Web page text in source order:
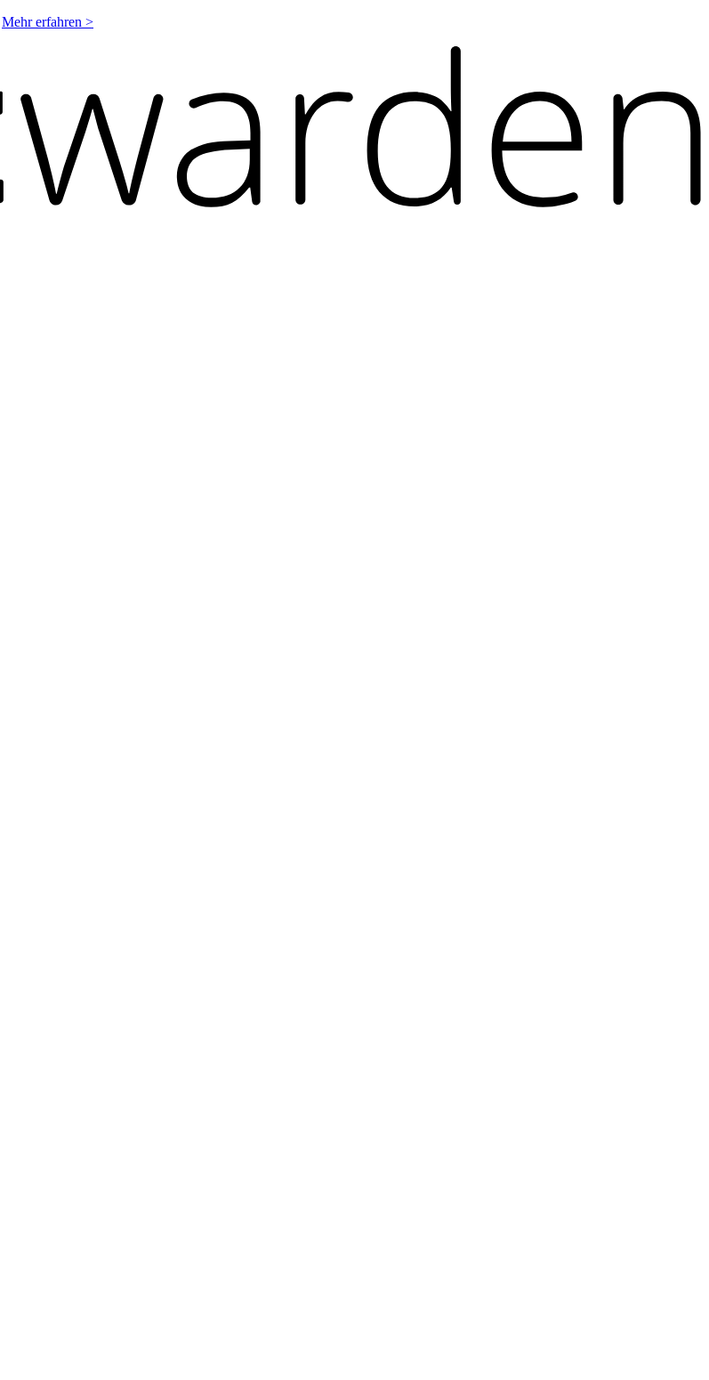
Mehr erfahren >